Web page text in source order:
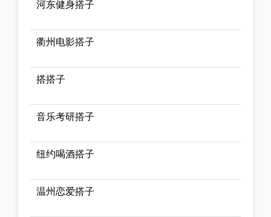
河东健身搭子
衢州电影搭子
搭搭子
音乐考研搭子
纽约喝酒搭子
温州恋爱搭子